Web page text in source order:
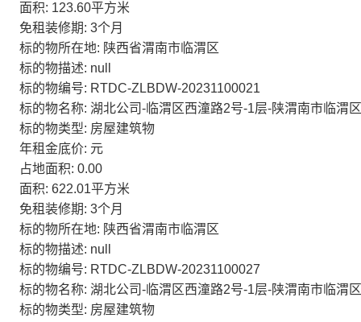
面积: 123.60平方米
免租装修期: 3个月
标的物所在地: 陕西省渭南市临渭区
标的物描述: null
标的物编号: RTDC-ZLBDW-20231100021
标的物名称: 湖北公司-临渭区西潼路2号-1层-陕渭南市临渭
标的物类型: 房屋建筑物
年租金底价: 元
占地面积: 0.00
面积: 622.01平方米
免租装修期: 3个月
标的物所在地: 陕西省渭南市临渭区
标的物描述: null
标的物编号: RTDC-ZLBDW-20231100027
标的物名称: 湖北公司-临渭区西潼路2号-1层-陕渭南市临渭
标的物类型: 房屋建筑物